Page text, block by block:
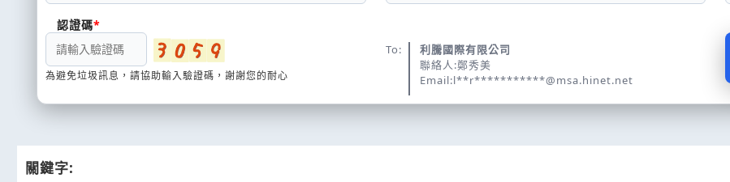
認證碼
為避免垃圾訊息，請協助輸入驗證碼，謝謝您的耐心
To:
利騰國際有限公司
聯絡人:鄭秀美
Email:l**r***********@msa.hinet.net
關鍵字: